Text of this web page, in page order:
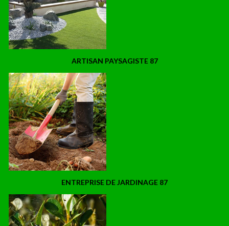
ARTISAN PAYSAGISTE 87
ENTREPRISE DE JARDINAGE 87